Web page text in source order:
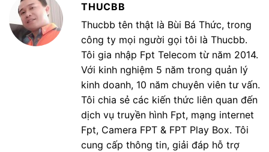
THUCBB
Thucbb tên thật là Bùi Bá Thức, trong
công ty mọi người gọi tôi là Thucbb.
Tôi gia nhập Fpt Telecom từ năm 2014.
Với kinh nghiệm 5 năm trong quản lý
kinh doanh, 10 năm chuyên viên tư vấn.
Tôi chia sẻ các kiến thức liên quan đến
dịch vụ truyền hình Fpt, mạng internet
Fpt, Camera FPT & FPT Play Box. Tôi
cung cấp thông tin, giải đáp hỗ trợ